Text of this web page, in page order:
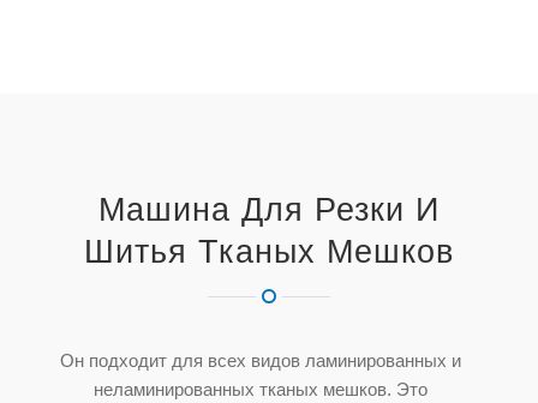
Машина Для Резки И
Шитья Тканых Мешков
Он подходит для всех видов ламинированных и
неламинированных тканых мешков. Это